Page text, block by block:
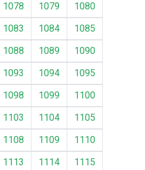
1078 1079
1080
1083 1084
1085
1088 1089
1090
1093 1094
1095
1098 1099
1100
1103 1104
1105
1108 1109
1110
1113 1114 1115